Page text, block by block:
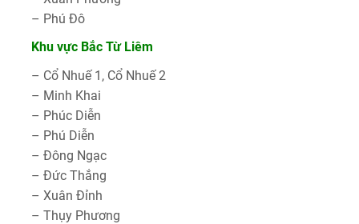
– Phú Đô
Khu vực Bắc Từ Liêm
– Cổ Nhuế 1, Cổ Nhuế 2
– Minh Khai
– Phúc Diễn
– Phú Diễn
– Đông Ngạc
– Đức Thắng
– Xuân Đỉnh
– Thụy Phương